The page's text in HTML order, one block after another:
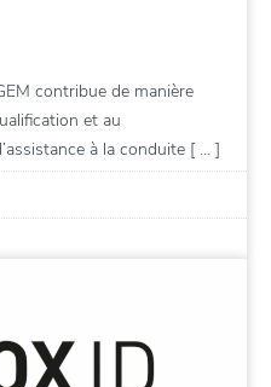
contribue de manière
et au
à la conduite [ … ]